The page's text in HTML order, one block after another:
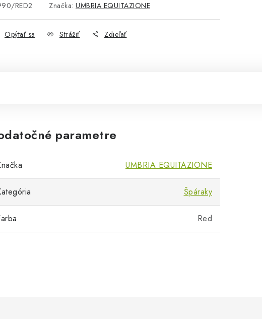
RED2 Značka: UMBRIA EQUITAZIONE
Opýtať sa Strážiť Zdieľať
parametre
UMBRIA EQUITAZIONE
Špáraky
Red